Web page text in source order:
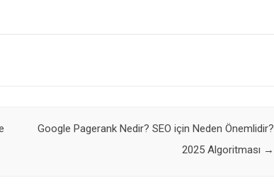
Google Pagerank Nedir? SEO için Neden Önemlidir?
2025 Algoritması →